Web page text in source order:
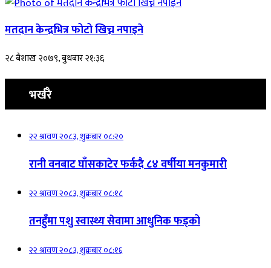
मतदान केन्द्रभित्र फोटो खिच्न नपाइने
२८ बैशाख २०७९, बुधबार २१:३६
भर्खरै
२२ श्रावण २०८३, शुक्रबार ०८:२०
रानी वनबाट घाँसकाटेर फर्कदै ८४ वर्षीया मनकुमारी
२२ श्रावण २०८३, शुक्रबार ०८:१८
तनहुँमा पशु स्वास्थ्य सेवामा आधुनिक फड्को
२२ श्रावण २०८३, शुक्रबार ०८:१६